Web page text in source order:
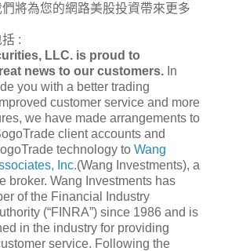
將為您的網路美股投資帶來更多
:
LLC. is proud to
news to our customers. In
you with a better trading
customer service and more
we have made arrangements to
client accounts and
technology to Wang
Inc.(Wang Investments), a
broker. Wang Investments has
of the Financial Industry
(“FINRA”) since 1986 and is
in the industry for providing
service. Following the